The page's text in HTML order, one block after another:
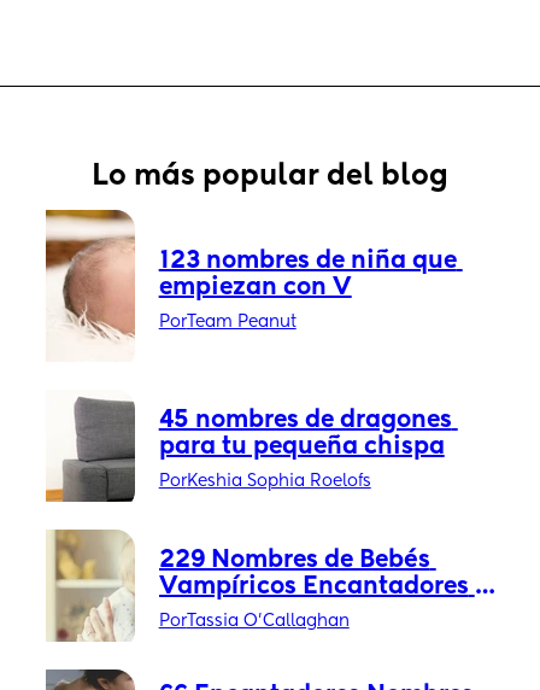
Lo más popular del blog
123 nombres de niña que
empiezan con V
PorTeam Peanut
45 nombres de dragones
para tu pequeña chispa
PorKeshia Sophia Roelofs
229 Nombres de Bebés
Vampíricos Encantadores
(Que No Harán que Pongan
PorTassia O'Callaghan